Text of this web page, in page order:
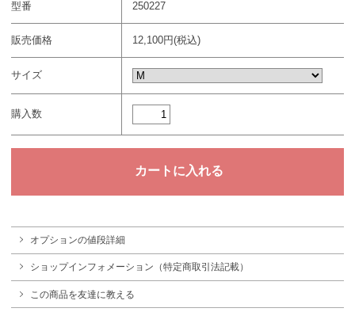
型番 250227
販売価格 12,100円(税込)
サイズ
購入数
オプションの値段詳細
ショップインフォメーション（特定商取引法記載）
この商品を友達に教える